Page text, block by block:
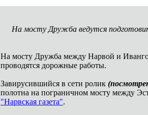
На мосту Дружба ведутся
На мосту Дружба между Нарвой и
проводятся дорожные работы.
Завирусившийся в сети ролик
полотна на пограничном мосту между
"Нарвская газета".